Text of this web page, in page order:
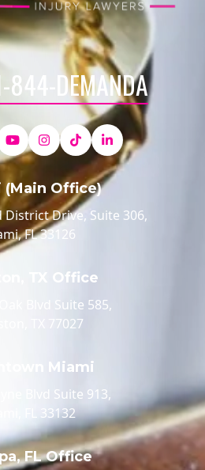
844-DEMANDA
(Main Office)
Drive, Suite 306,
FL 33126
TX Office
Oak Blvd Suite 585,
TX 77027
Miami
Blvd Suite 913,
FL 33132
FL Office